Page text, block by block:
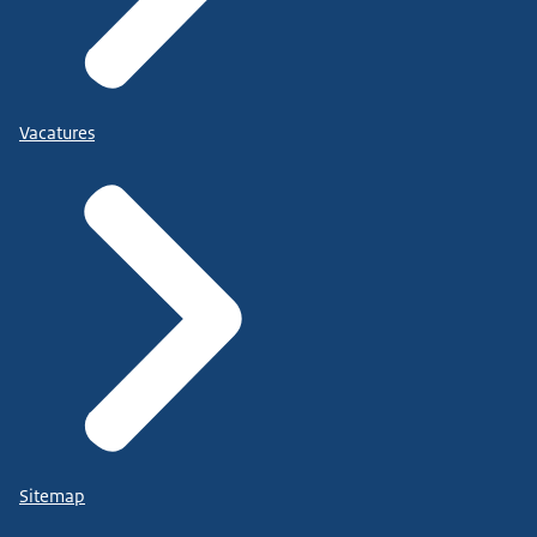
Vacatures
Sitemap